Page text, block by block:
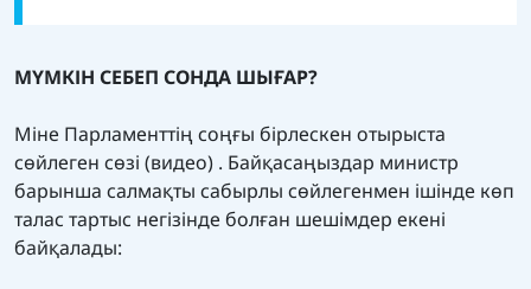
МҮМКІН СЕБЕП СОНДА ШЫҒАР?
Міне Парламенттің соңғы бірлескен отырыста
сөйлеген сөзі (видео) . Байқасаңыздар министр
барынша салмақты сабырлы сөйлегенмен ішінде көп
талас тартыс негізінде болған шешімдер екені
байқалады: